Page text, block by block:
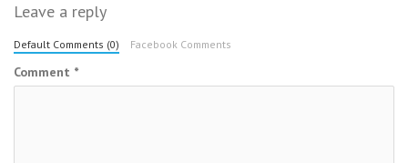
Leave a reply
Default Comments (0) Facebook Comments
Comment *